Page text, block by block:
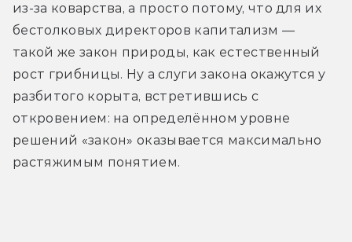
из-за коварства, а просто потому, что для их
бестолковых директоров капитализм —
такой же закон природы, как естественный
рост грибницы. Ну а слуги закона окажутся у
разбитого корыта, встретившись с
откровением: на определённом уровне
решений «закон» оказывается максимально
растяжимым понятием.